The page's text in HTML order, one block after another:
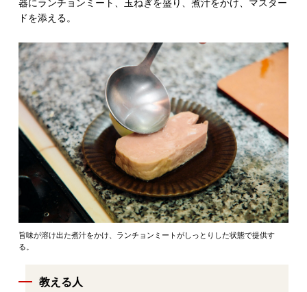
器にランチョンミート、玉ねぎを盛り、煮汁をかけ、マスター
ドを添える。
旨味が溶け出た煮汁をかけ、ランチョンミートがしっとりした状態で提供す
る。
教える人